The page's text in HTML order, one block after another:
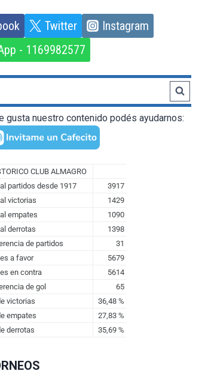
Twitter
Instagram
- 1169982577
gusta nuestro contenido podés ayudarnos: